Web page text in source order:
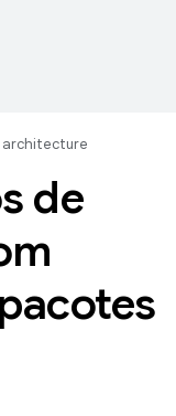
architecture
de